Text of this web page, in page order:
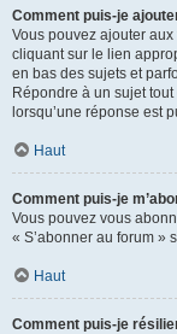
Comment puis-je
Vous pouvez ajouter
cliquant sur le lien
en bas des sujets et
Répondre à un sujet
lorsqu’une réponse est
Haut
Comment puis-je
Vous pouvez vous
« S’abonner au forum »
Haut
Comment puis-je